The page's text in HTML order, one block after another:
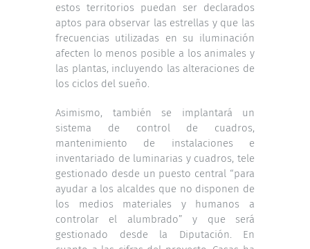
estos territorios puedan ser declarados
aptos para observar las estrellas y que las
frecuencias utilizadas en su iluminación
afecten lo menos posible a los animales y
las plantas, incluyendo las alteraciones de
los ciclos del sueño.
Asimismo, también se implantará un
sistema de control de cuadros,
mantenimiento de instalaciones e
inventariado de luminarias y cuadros, tele
gestionado desde un puesto central “para
ayudar a los alcaldes que no disponen de
los medios materiales y humanos a
controlar el alumbrado” y que será
gestionado desde la Diputación. En